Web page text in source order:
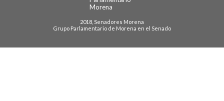
2018, Senadores Morena
Grupo Parlamentario de Morena en el Senado